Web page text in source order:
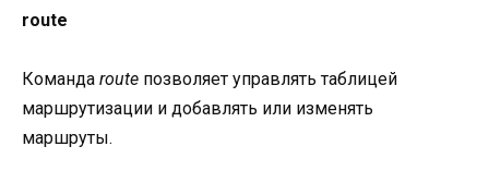
route
Команда route позволяет управлять таблицей
маршрутизации и добавлять или изменять
маршруты.